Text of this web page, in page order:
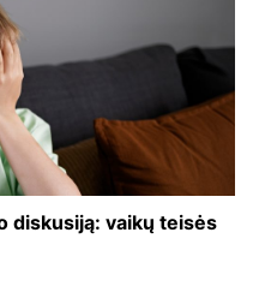
diskusiją: vaikų teisės